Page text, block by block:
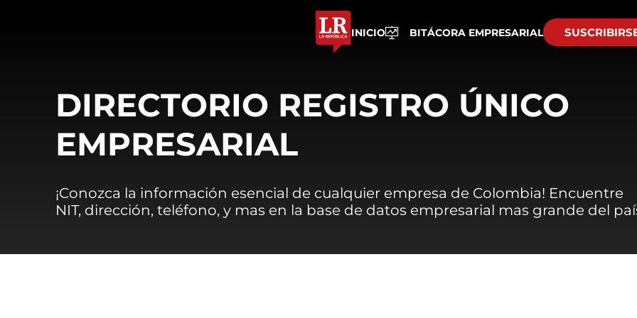
INICIO BITÁCORA EMPRESARIAL
DIRECTORIO REGISTRO ÚNICO
EMPRESARIAL
¡Conozca la información esencial de cualquier empresa de Colombia! Encuentre
NIT, dirección, teléfono, y mas en la base de datos empresarial mas grande del